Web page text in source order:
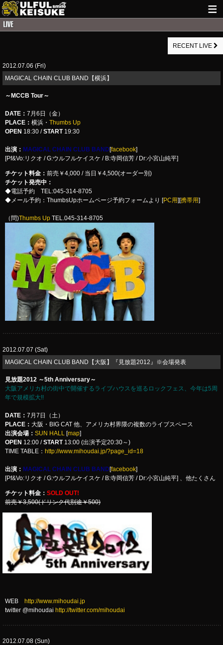
GUITAR WORKS
RECENT LIVE
2012.07.06 (Fri)
MAGICAL CHAIN CLUB BAND【横浜】
～MCCB Tour～
DATE： 7月6日（金）
PLACE： 横浜・ Thumbs Up
OPEN 18:30 /START19:30
出演： MAGICAL CHAIN CLUB BAND [facebook]
[Pf&Vo:リクオ / G:ウルフルケイスケ / B:寺岡信芳 / Dr:小宮山純平]
チケット料金： 前売￥4,000 / 当日￥4,500(オーダー別)
チケット発売中：
◆電話予約 TEL:045-314-8705
◆メール予約：ThumbsUpホームページ予約フォームより [PC用][携帯用]
（問)Thumbs Up TEL.045-314-8705
2012.07.07 (Sat)
MAGICAL CHAIN CLUB BAND【大阪】『見放題2012』※会場発表
見放題2012 ～5th Anniversary～
大阪アメリカ村の街中で開催するライブハウスを巡るロックフェス、今年は5周
年で規模拡大!!
DATE： 7月7日（土）
PLACE： 大阪・BIG CAT 他、アメリカ村界隈の複数のライブスペース
出演会場： SUN HALL [map]
OPEN 12:00 /START13:00 (出演予定20:30～)
TIME TABLE： http://www.mihoudai.jp/?page_id=18
出演： MAGICAL CHAIN CLUB BAND [facebook]
[Pf&Vo:リクオ / G:ウルフルケイスケ / B:寺岡信芳 / Dr:小宮山純平] 、他たくさん
チケット料金： SOLD OUT!
前売￥3,500(ドリンク代別途￥500)
WEB http://www.mihoudai.jp
twitter @mihoudai http://twitter.com/mihoudai
2012.07.08 (Sun)